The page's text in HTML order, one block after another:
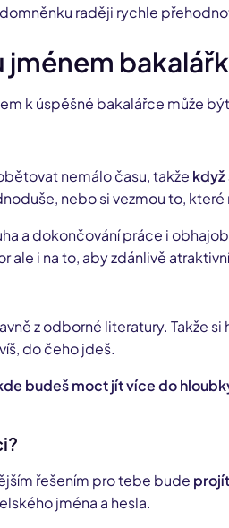
raději rychle
jménem
k úspěšné bakalářce může
nemálo času, takže když
nebo si vezmou to,
a dokončování práce i
ale i na to, aby zdánlivě
z odborné literatury. Takže
do čeho jdeš.
budeš moct jít více do
řešením pro tebe bude
jména a hesla.